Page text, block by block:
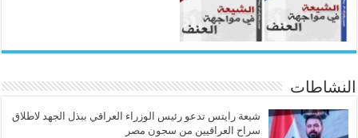
النشاطات
شيعة رايتس تدعو رئيس الوزراء العراقي ببذل الجهد لاطلاق
سراح العراقيين من سجون مصر